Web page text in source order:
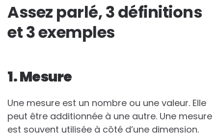
Assez parlé, 3 définitions
et 3 exemples
1. Mesure
Une mesure est un nombre ou une valeur. Elle
peut être additionnée à une autre. Une mesure
est souvent utilisée à côté d’une dimension.